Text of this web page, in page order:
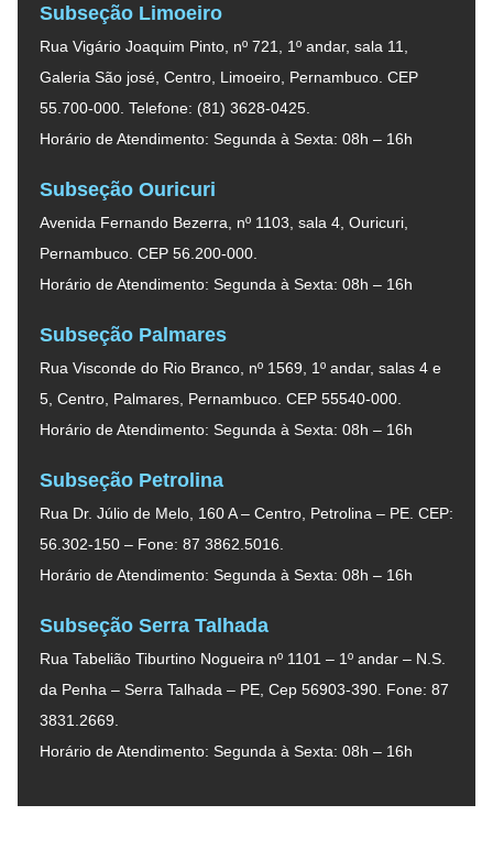
Subseção Limoeiro
Rua Vigário Joaquim Pinto, nº 721, 1º andar, sala 11,
Galeria São josé, Centro, Limoeiro, Pernambuco. CEP
55.700-000. Telefone: (81) 3628-0425.
Horário de Atendimento: Segunda à Sexta: 08h – 16h
Subseção Ouricuri
Avenida Fernando Bezerra, nº 1103, sala 4, Ouricuri,
Pernambuco. CEP 56.200-000.
Horário de Atendimento: Segunda à Sexta: 08h – 16h
Subseção Palmares
Rua Visconde do Rio Branco, nº 1569, 1º andar, salas 4 e
5, Centro, Palmares, Pernambuco. CEP 55540-000.
Horário de Atendimento: Segunda à Sexta: 08h – 16h
Subseção Petrolina
Rua Dr. Júlio de Melo, 160 A – Centro, Petrolina – PE. CEP:
56.302-150 – Fone: 87 3862.5016.
Horário de Atendimento: Segunda à Sexta: 08h – 16h
Subseção Serra Talhada
Rua Tabelião Tiburtino Nogueira nº 1101 – 1º andar – N.S.
da Penha – Serra Talhada – PE, Cep 56903-390. Fone: 87
3831.2669.
Horário de Atendimento: Segunda à Sexta: 08h – 16h